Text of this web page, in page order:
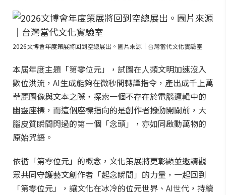
2026文博會年度策展將回到空總展出。圖片來源｜台灣當代文化實驗室
本屆年度主題「第零位元」，試圖在人類文明加速沒入
數位洪流，AI生成能夠在微秒間轉譯指令，產出成千上萬
華麗圖像與文本之際，探索一個不存在於電腦邏輯中的
幽靈座標，而這個座標指向的是創作者撥動開關前，大
腦皮質瞬間閃過的第一個「念頭」，亦如同啟動萬物的
原始咒語。
依循「第零位元」的概念，文化策展將更彰顯並邀請觀
眾共同守護藝文創作者「起念瞬間」的力量，一起回到
「第零位元」，讓文化在冰冷的位元世界、AI世代，持續